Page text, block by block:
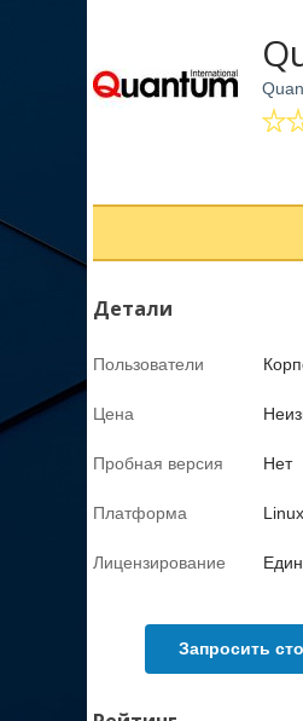
Детали
Пользователи
Цена
Пробная версия Нет
Платформа
Лицензирование
Запросить